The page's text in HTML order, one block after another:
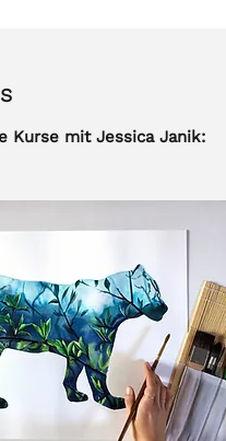
Kurse mit Jessica Janik: